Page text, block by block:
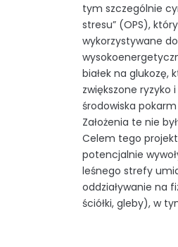
tym szczególnie
stresu” (OPS),
wykorzystywane
białek na glukozę,
zwiększone
środowiska
Założenia te nie
Celem tego
potencjalnie
leśnego strefy
oddziaływanie na
ściółki, gleby), w